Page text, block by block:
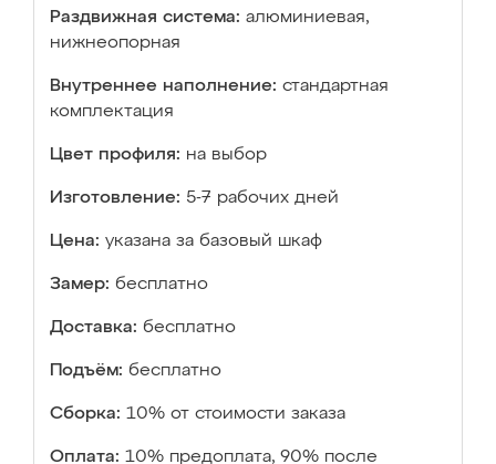
Раздвижная система: алюминиевая,
нижнеопорная
Внутреннее наполнение: стандартная
комплектация
Цвет профиля: на выбор
Изготовление: 5-7 рабочих дней
Цена: указана за базовый шкаф
Замер: бесплатно
Доставка: бесплатно
Подъём: бесплатно
Сборка: 10% от стоимости заказа
Оплата: 10% предоплата, 90% после